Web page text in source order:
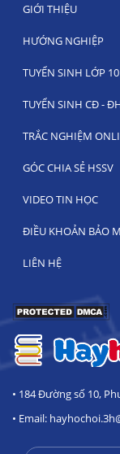
GIỚI THIỆU
HƯỚNG NGHIỆP
TUYỂN SINH LỚP 10
TUYỂN SINH CĐ -
TRẮC NGHIỆM
GÓC CHIA SẺ HSSV
VIDEO TIN HỌC
ĐIỀU KHOẢN BẢO
LIÊN HỆ
• 184 Đường số 10,
• Email: